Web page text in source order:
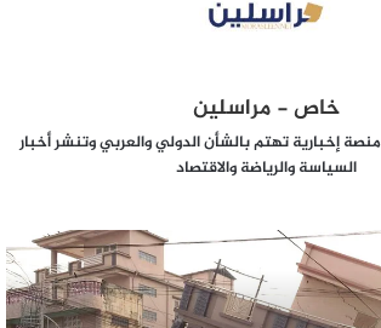
خاص - مراسلين
إخبارية تهتم بالشأن الدولي والعربي وتنشر أخبار
السياسة والرياضة والاقتصاد